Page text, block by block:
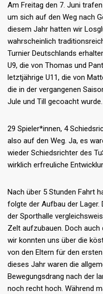
Am Freitag den 7. Juni
um sich auf den Weg nach
diesem Jahr hatten wir
wahrscheinlich
Turnier Deutschlands
U9, die von Thomas und
letztjährige U11, die von
die in der vergangenen
Jule und Till gecoacht wurde.
29 Spieler*innen, 4
also auf den Weg. Ja, es
wieder Schiedsrichter des
wirklich erfreuliche
Nach über 5 Stunden Fahrt
folgte der Aufbau der Lager.
der Sporthalle
Zelt aufzubauen. Doch auch
wir konnten uns über die
von den Eltern für den
dieses Jahr waren die
Bewegungsdrang nach der
noch recht hoch. Während